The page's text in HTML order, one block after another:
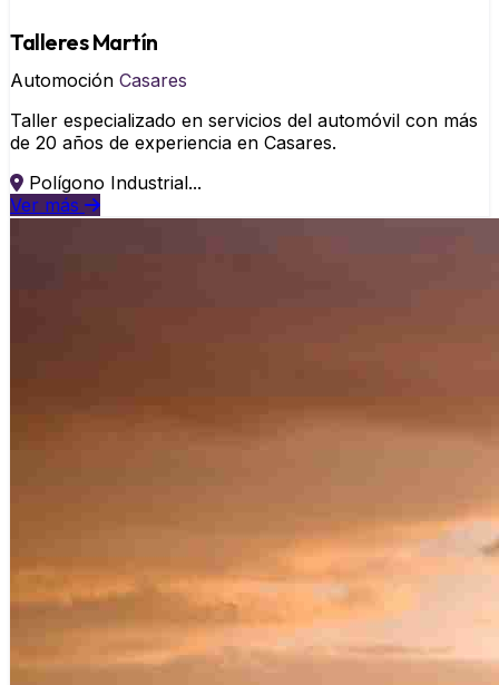
Talleres Martín
Automoción Casares
Taller especializado en servicios del automóvil con más
de 20 años de experiencia en Casares.
Polígono Industrial...
Ver más